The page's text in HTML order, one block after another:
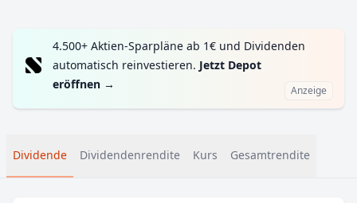
4.500+ Aktien-Sparpläne ab 1€ und Dividenden
automatisch reinvestieren. Jetzt Depot
eröffnen → Anzeige
Dividende Dividendenrendite Kurs Gesamtrendite